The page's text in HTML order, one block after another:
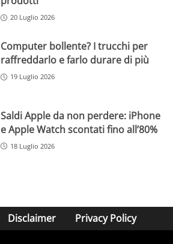
20 Luglio 2026
Computer bollente? I trucchi per
raffreddarlo e farlo durare di più
19 Luglio 2026
Saldi Apple da non perdere: iPhone
e Apple Watch scontati fino all’80%
18 Luglio 2026
Disclaimer Privacy Policy